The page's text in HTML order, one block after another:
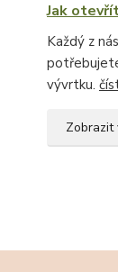
Jak
Každý z
vývrtku.
Zobrazit